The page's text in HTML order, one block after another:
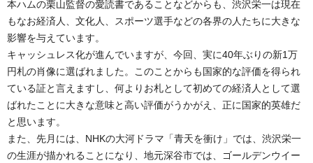
本ハムの栗山監督の愛読書であることなどからも、渋沢栄一は現在
もなお経済人、文化人、スポーツ選手などの各界の人たちに大きな
影響を与えています。
キャッシュレス化が進んでいますが、今回、実に40年ぶりの新1万
円札の肖像に選ばれました。このことからも国家的な評価を得られ
ている証と言えますし、何よりお札として初めての経済人として選
ばれたことに大きな意味と高い評価がうかがえ、正に国家的英雄だ
と思います。
また、先月には、NHKの大河ドラマ「青天を衝け」では、渋沢栄一
の生涯が描かれることになり、地元深谷市では、ゴールデンウイー